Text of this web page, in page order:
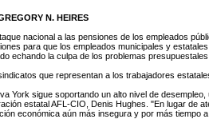
N. HEIRES
nacional a las pensiones de los empleados
para que los empleados municipales y
echando la culpa de los problemas
que representan a los trabajadores
York sigue soportando un alto nivel de
estatal AFL-CIO, Denis Hughes. "En lugar de
económica aún más insegura y por más tiempo